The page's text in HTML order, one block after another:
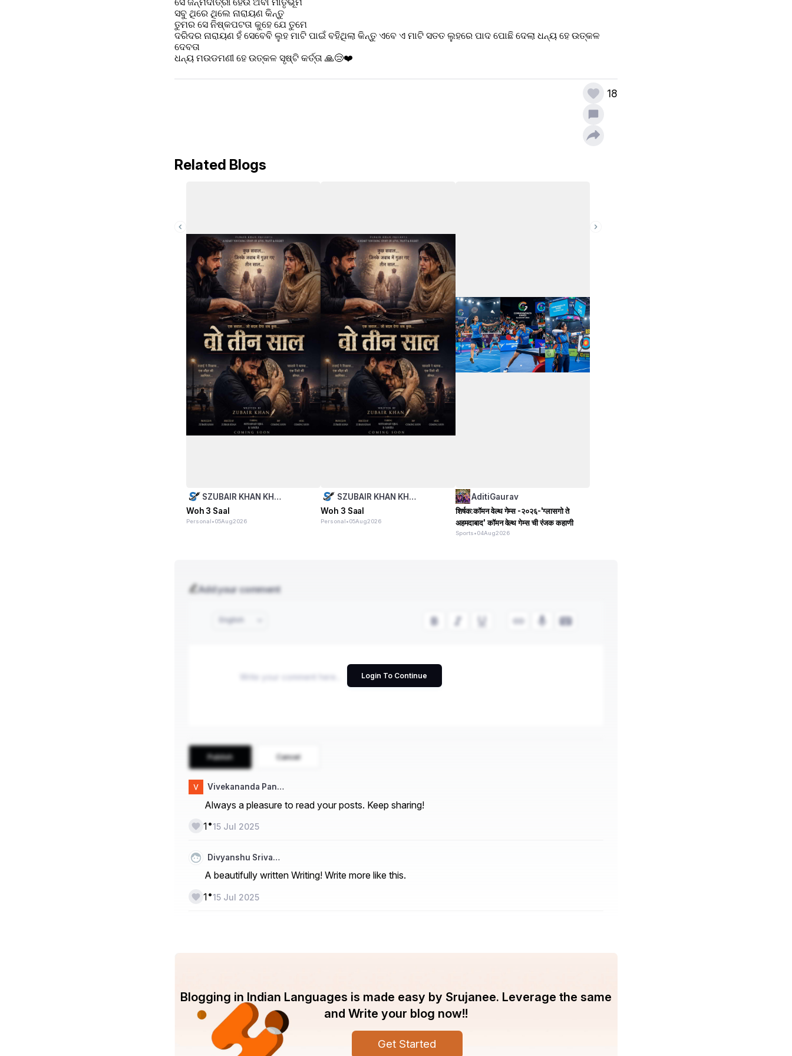
ସବୁ ଥିରେ ଥିଲେ ନାରାୟଣ କିନ୍ତୁ
ତୁମର ସେ ନିଷ୍କପଟତା କୁହେ ଯେ ତୁମେ
ଦରିଦର ନାରାୟଣ ହଁ ସେବେବି ଲୁହ ମାଟି ପାଇଁ ବହିଥିଲା କିନ୍ତୁ ଏବେ ଏ ମାଟି ସତତ ଲୁହରେ ପାଦ ପୋଛି ଦେଲା ଧନ୍ୟ ହେ ଉତ୍କଳ
ଦେବତା
ଧନ୍ୟ ମଉଡମଣୀ ହେ ଉତ୍କଳ ସୃଷ୍ଟି କର୍ତ୍ତା 🙏😢❤️
18
Related Blogs
SZUBAIR KHAN KH…
Woh 3 Saal
Personal •05Aug2026
SZUBAIR KHAN KH…
Woh 3 Saal
Personal •05Aug2026
AditiGaurav
शिर्षक:कॉमन वेल्थ गेम्स -२०२६-'ग्लासगो ते
अहमदाबाद' कॉमन वेल्थ गेम्स ची रंजक कहाणी
Sports•04Aug2026
Add your comment
Login To Continue
English
Publish Cancel
Vivekananda Pan…
Always a pleasure to read your posts. Keep sharing!
1•15 Jul 2025
Divyanshu Sriva…
A beautifully written Writing! Write more like this.
1•15 Jul 2025
Blogging in Indian Languages is made easy by Srujanee. Leverage the same
and Write your blog now!!
Get Started